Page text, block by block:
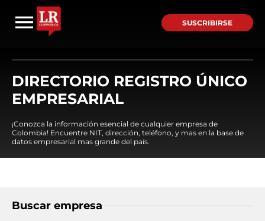
SUSCRIBIRSE
DIRECTORIO REGISTRO ÚNICO
EMPRESARIAL
¡Conozca la información esencial de cualquier empresa de
Colombia! Encuentre NIT, dirección, teléfono, y mas en la base de
datos empresarial mas grande del país.
Buscar empresa